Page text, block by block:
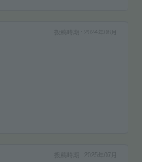
2024年08月
2025年07月